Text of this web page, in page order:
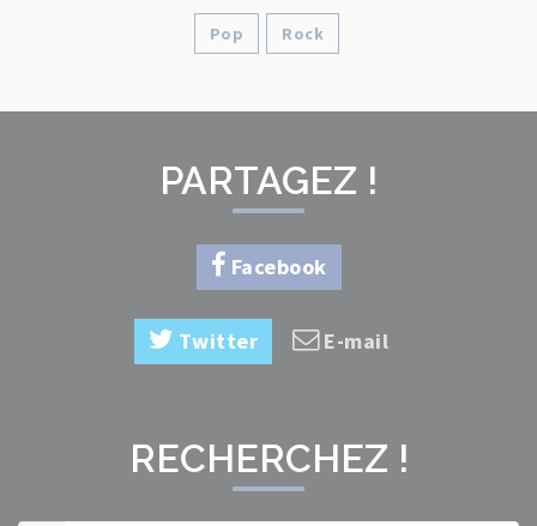
Pop Rock
PARTAGEZ !
Facebook
Twitter E-mail
RECHERCHEZ !